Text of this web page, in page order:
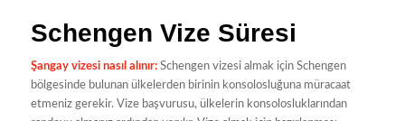
Schengen Vize Süresi
Şangay vizesi nasıl alınır:Schengen vizesi almak için Schengen
bölgesinde bulunan ülkelerden birinin konsolosluğuna müracaat
etmeniz gerekir. Vize başvurusu, ülkelerin konsolosluklarından